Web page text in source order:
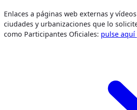
Enlaces a páginas web externas y
ciudades y urbanizaciones que lo
como Participantes Oficiales: pulse